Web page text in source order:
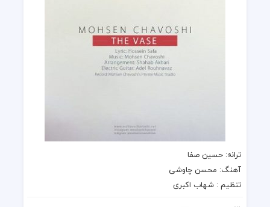
ترانه: حسین صفا
آهنگ: محسن چاوشی
تنظیم : شهاب اکبرى